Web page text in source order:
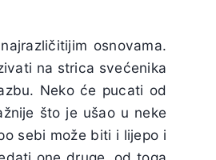
osnovama.
na strica svećenika
Neko će pucati od
što je ušao u neke
sebi može biti i lijepo i